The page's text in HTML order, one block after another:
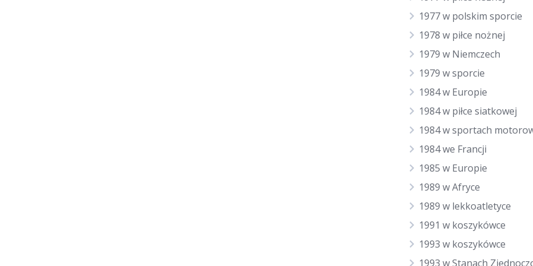
1977 w polskim sporcie
1978 w piłce nożnej
1979 w Niemczech
1979 w sporcie
1984 w Europie
1984 w piłce siatkowej
1984 w sportach
1984 we Francji
1985 w Europie
1989 w Afryce
1989 w lekkoatletyce
1991 w koszykówce
1993 w koszykówce
1993 w Stanach